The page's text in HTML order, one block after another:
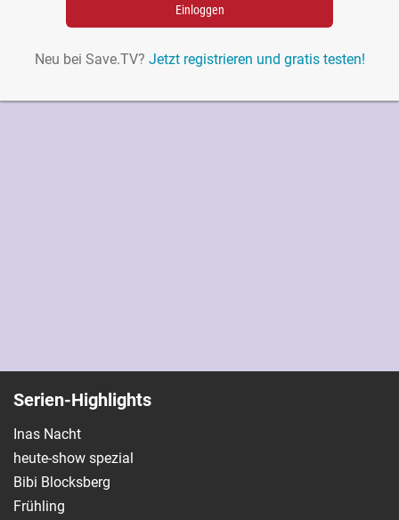
Einloggen
Neu bei Save.TV? Jetzt registrieren und gratis testen!
Serien-Highlights
Inas Nacht
heute-show spezial
Bibi Blocksberg
Frühling